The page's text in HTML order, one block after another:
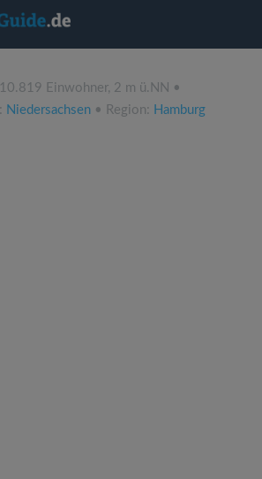
Einwohner, 2 m ü.NN •
Niedersachsen • Region: Hamburg